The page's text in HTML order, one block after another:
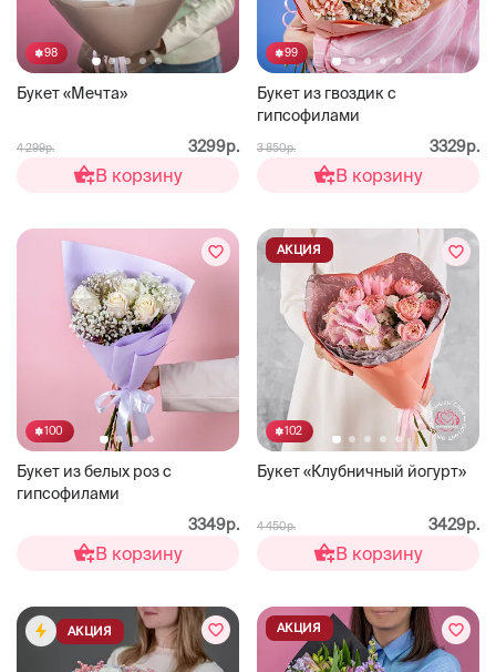
98
Букет «Мечта»
4 299р. 3299р.
В корзину
99
Букет из гвоздик с
гипсофилами
3 850р. 3329р.
В корзину
100
Букет из белых роз с
гипсофилами
3349р.
В корзину
102
Букет «Клубничный йогурт»
АКЦИЯ
4 450р. 3429р.
В корзину
АКЦИЯ АКЦИЯ